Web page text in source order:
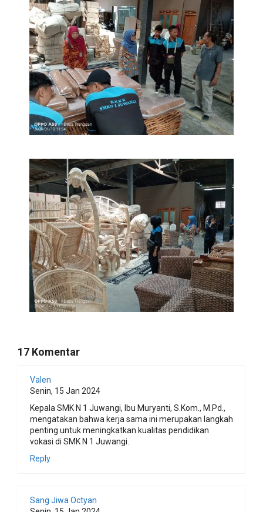
17 Komentar
Valen
Senin, 15 Jan 2024
Kepala SMK N 1 Juwangi, Ibu Muryanti, S.Kom., M.Pd.,
mengatakan bahwa kerja sama ini merupakan langkah
penting untuk meningkatkan kualitas pendidikan
vokasi di SMK N 1 Juwangi.
Reply
Sang Jiwa Octyan